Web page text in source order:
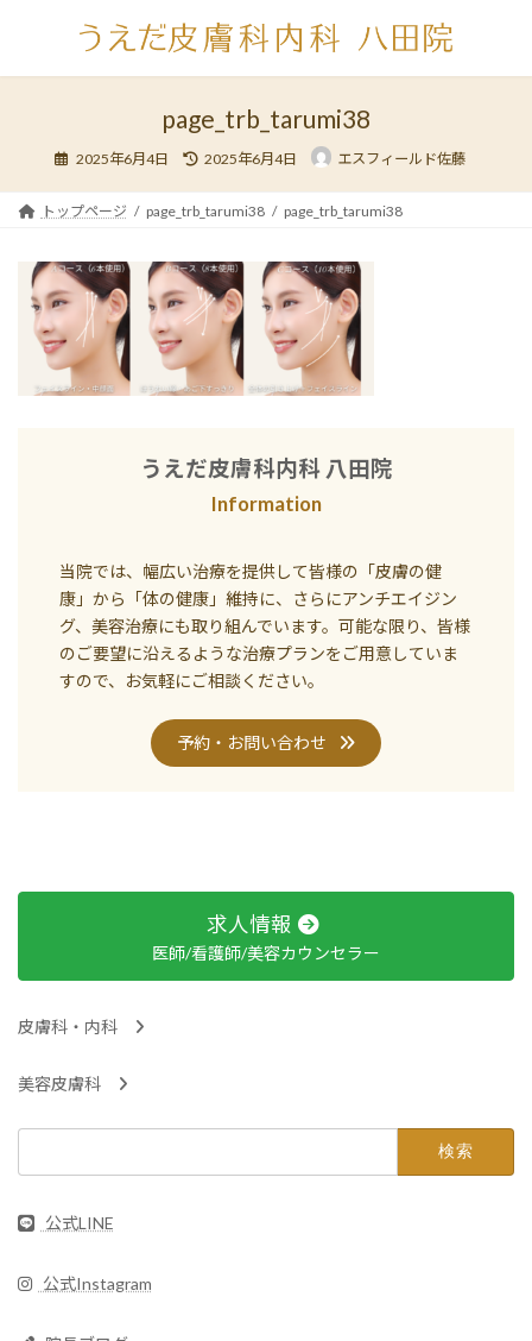
ン
ー
page_trb_tarumi38
2025年6月4日
終
新
日
時
2025年6月4日 エスフィールド佐藤
トップページ page_trb_tarumi38 page_trb_tarumi38
うえだ皮膚科内科 八田院
Information
当院では、幅広い治療を提供して皆様の「皮膚の健
康」から「体の健康」維持に、さらにアンチエイジン
グ、美容治療にも取り組んでいます。可能な限り、皆様
のご要望に沿えるような治療プランをご用意していま
すので、お気軽にご相談ください。
予約・お問い合わせ
求人情報
医師/看護師/美容カウンセラー
皮膚科・内科
美容皮膚科
公式LINE
公式Instagram